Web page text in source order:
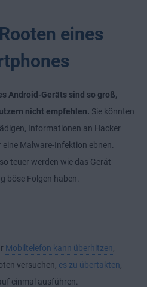
eines
Android-Geräts sind so groß,
nicht empfehlen. Sie könnten
Informationen an Hacker
Malware-Infektion ebnen.
teuer werden wie das Gerät
böse Folgen haben.
Mobiltelefon kann überhitzen
versuchen, es zu übertakten
einmal ausführen.